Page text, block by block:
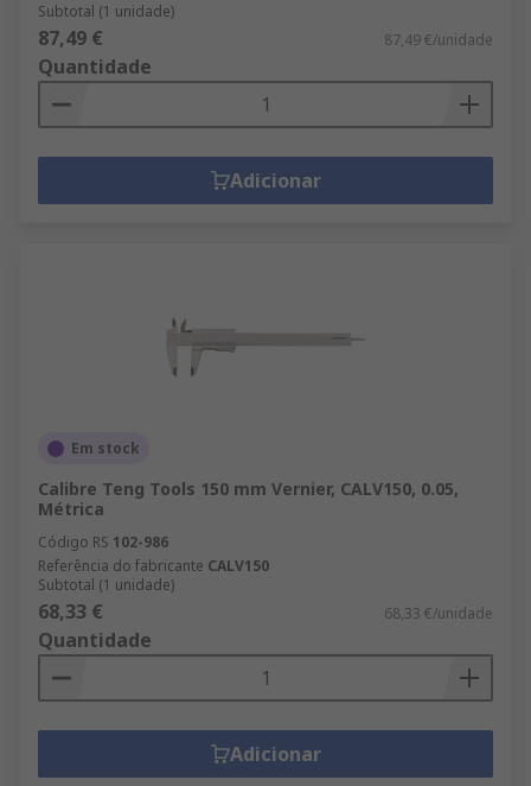
Subtotal (1 unidade)
87,49 € 87,49 €/unidade
Quantidade
Adicionar
Em stock
Calibre Teng Tools 150 mm Vernier, CALV150, 0.05,
Métrica
Código RS 102-986
Referência do fabricante CALV150
Subtotal (1 unidade)
68,33 € 68,33 €/unidade
Quantidade
Adicionar